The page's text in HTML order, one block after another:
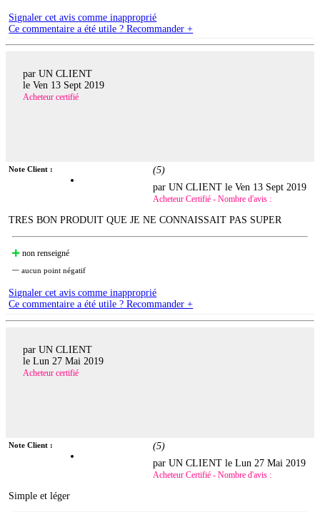
Signaler cet avis comme inapproprié
Ce commentaire a été utile ? Recommander +
par UN CLIENT
le Ven 13 Sept 2019
Acheteur certifié
Note Client : (5)
par UN CLIENT leVen 13 Sept 2019
Acheteur Certifié - Nombre d'avis :
TRES BON PRODUIT QUE JE NE CONNAISSAIT PAS SUPER
non renseigné
aucun point négatif
Signaler cet avis comme inapproprié
Ce commentaire a été utile ? Recommander +
par UN CLIENT
le Lun 27 Mai 2019
Acheteur certifié
Note Client : (5)
par UN CLIENT leLun 27 Mai 2019
Acheteur Certifié - Nombre d'avis :
Simple et léger